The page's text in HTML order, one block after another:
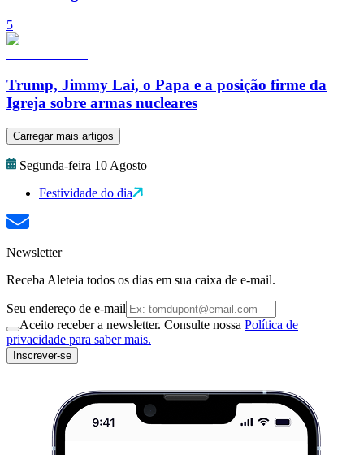
5
Trump, Jimmy Lai, o Papa e a posição firme da
Igreja sobre armas nucleares
Carregar mais artigos
Segunda-feira 10 Agosto
Festividade do dia
Newsletter
Receba Aleteia todos os dias em sua caixa de e-mail.
Seu endereço de e-mail
Aceito receber a newsletter. Consulte nossa Política de
privacidade para saber mais.
Inscrever-se